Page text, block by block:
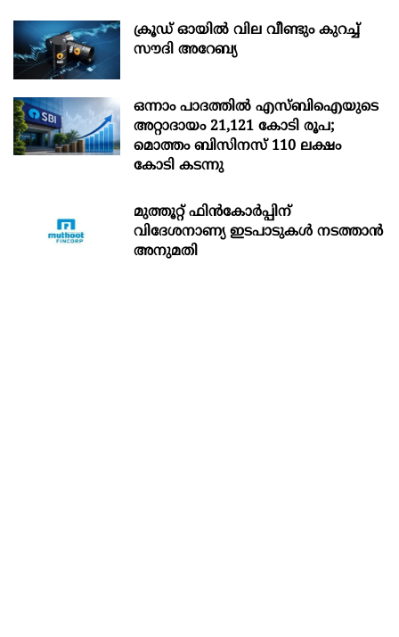
ക്രൂഡ് ഓയിൽ വില വീണ്ടും കുറച്ച്
സൗദി അറേബ്യ
ഒന്നാം പാദത്തിൽ എസ്ബിഐയുടെ
അറ്റാദായം 21,121 കോടി രൂപ;
മൊത്തം ബിസിനസ് 110 ലക്ഷം
കോടി കടന്നു
മുത്തൂറ്റ് ഫിൻകോർപ്പിന്
വിദേശനാണ്യ ഇടപാടുകൾ നടത്താൻ
അനുമതി